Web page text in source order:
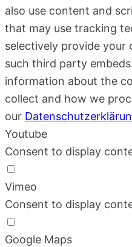
also use content and
that may use tracking
selectively provide your
such third party
information about the
collect and how we
our
Youtube
Consent to display
Vimeo
Consent to display
Google Maps